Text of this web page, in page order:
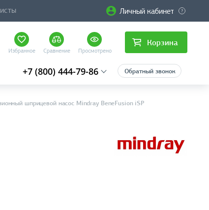
Личный кабинет
Избранное Сравнение Просмотрено
Корзина
+7 (800) 444-79-86 Обратный звонок
шприцевой насос Mindray BeneFusion iSP